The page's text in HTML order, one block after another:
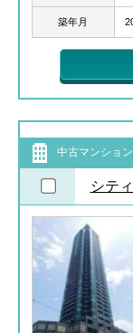
築年月
中古マンション
シテ